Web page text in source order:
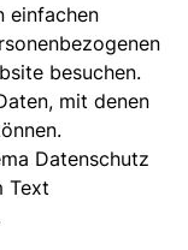
einfachen
besuchen.
mit denen
Datenschutz
Text